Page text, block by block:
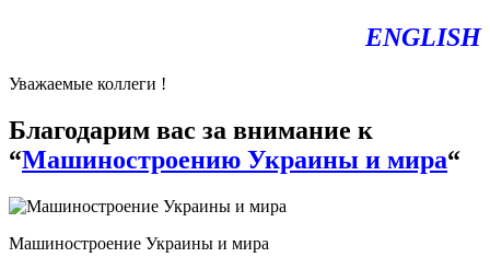
ENGLISH
Уважаемые коллеги !
Благодарим вас за внимание к
“Машиностроению Украины и мира“
Машиностроение Украины и мира